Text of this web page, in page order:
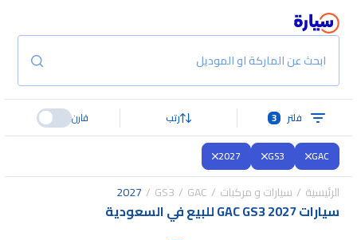
ابحث عن الماركة او الموديل
فلتر 3 رتب قارن
GAC
GS3
2027
الرئيسية سيارات و مركبات GAC
GS3
2027
سيارات GAC GS3 2027 للبيع في السعودية